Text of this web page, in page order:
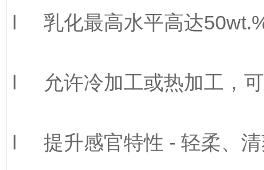
l 乳化最高水平高达
l 允许冷加工或热加工，
l 提升感官特性 - 轻柔、